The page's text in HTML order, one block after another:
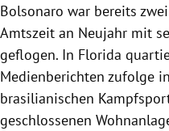
Bolsonaro war bereits
Amtszeit an Neujahr mit
geflogen. In Florida
Medienberichten zufolge
brasilianischen
geschlossenen